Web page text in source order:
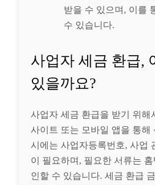
받을 수 있으며, 이를
수 있습니다.
사업자 세금 환급,
있을까요?
사업자 세금 환급을 받기 위해
사이트 또는 모바일 앱을 통해
시에는 사업자등록번호, 사업
이 필요하며, 필요한 서류는
인할 수 있습니다. 세금 환급